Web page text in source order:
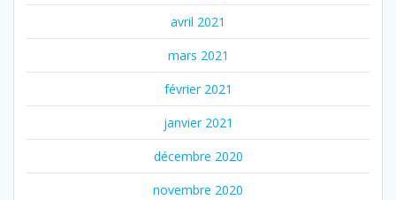
avril 2021
mars 2021
février 2021
janvier 2021
décembre 2020
novembre 2020